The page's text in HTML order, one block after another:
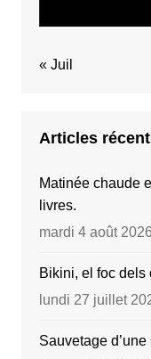
« Juil
Articles
Matinée chaude
livres.
mardi 4 août 2026
Bikini, el foc
lundi 27 juillet
Sauvetage